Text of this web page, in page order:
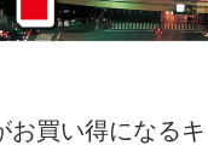
買い得になる